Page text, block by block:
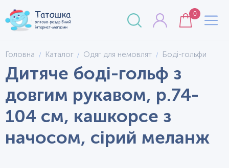
0
Головна Каталог Одяг для немовлят Боді-гольфи
Дитяче боді-гольф з
довгим рукавом, р.74-
104 см, кашкорсе з
начосом, сірий меланж